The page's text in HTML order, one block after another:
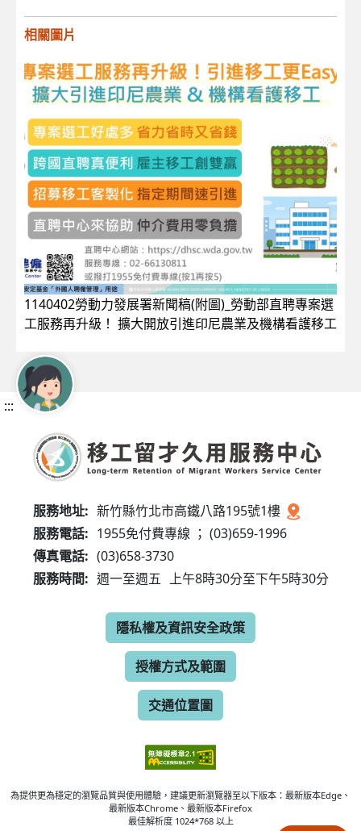
相關圖片
1140402勞動力發展署新聞稿(附圖)_勞動部直聘專案選
工服務再升級！ 擴大開放引進印尼農業及機構看護移工
:::
服務地址: 新竹縣竹北市高鐵八路195號1樓
服務電話: 1955免付費專線 ； (03)659-1996
傳真電話: (03)658-3730
服務時間: 週一至週五 上午8時30分至下午5時30分
隱私權及資訊安全政策
授權方式及範圍
交通位置圖
為提供更為穩定的瀏覽品質與使用體驗，建議更新瀏覽器至以下版本：最新版本Edge、
最新版本Chrome、最新版本Firefox
最佳解析度 1024*768 以上